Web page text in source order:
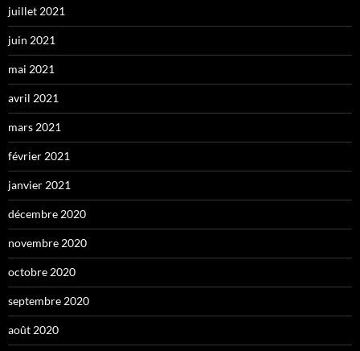
juillet 2021
juin 2021
mai 2021
avril 2021
mars 2021
février 2021
janvier 2021
décembre 2020
novembre 2020
octobre 2020
septembre 2020
août 2020